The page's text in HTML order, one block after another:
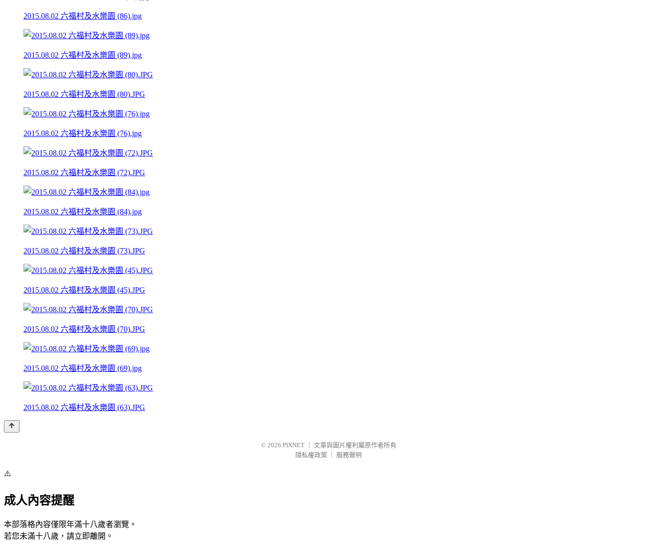
2015.08.02 六福村及水樂園 (86).jpg
2015.08.02 六福村及水樂園 (89).jpg
2015.08.02 六福村及水樂園 (80).JPG
2015.08.02 六福村及水樂園 (76).jpg
2015.08.02 六福村及水樂園 (72).JPG
2015.08.02 六福村及水樂園 (84).jpg
2015.08.02 六福村及水樂園 (73).JPG
2015.08.02 六福村及水樂園 (45).JPG
2015.08.02 六福村及水樂園 (70).JPG
2015.08.02 六福村及水樂園 (69).jpg
2015.08.02 六福村及水樂園 (63).JPG
© 2026 PIXNET
文章與圖片權利屬原作者所有
隱私權政策
服務聲明
⚠️
成人內容提醒
本部落格內容僅限年滿十八歲者瀏覽。
若您未滿十八歲，請立即離開。